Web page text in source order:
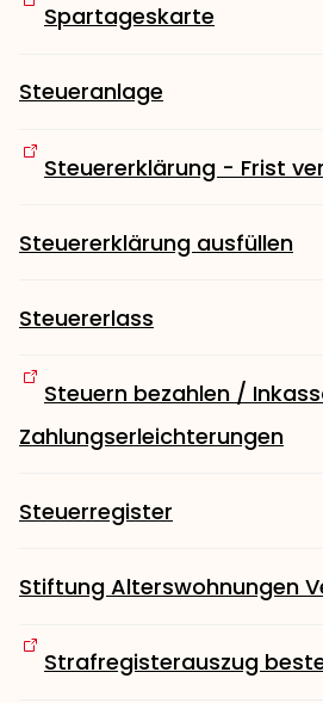
Spartageskarte
Steueranlage
Steuererklärung - Frist
Steuererklärung ausfüllen
Steuererlass
Steuern bezahlen /
Zahlungserleichterungen
Steuerregister
Stiftung Alterswohnungen
Strafregisterauszug